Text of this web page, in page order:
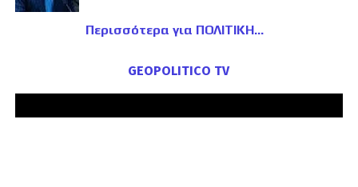
Περισσότερα για ΠΟΛΙΤΙΚΗ
GEOPOLITICO TV